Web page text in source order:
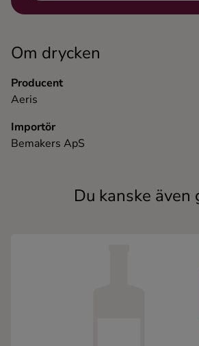
Om drycken
Producent
Aeris
Importör
Bemakers ApS
Du kanske även